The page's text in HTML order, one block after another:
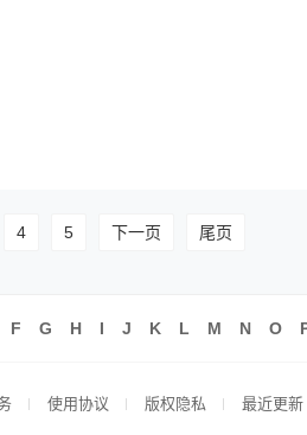
4 5 下一页 尾页
F G H I J K L M N O
使用协议 版权隐私 最近更新